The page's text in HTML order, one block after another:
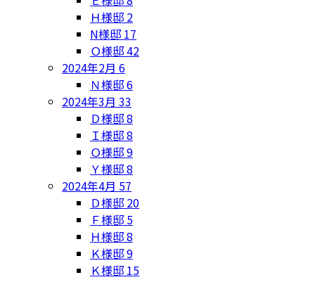
Ｈ様邸 2
N様邸 17
Ｏ様邸42
2024年2月 6
Ｎ様邸6
2024年3月 33
Ｄ様邸8
Ｉ様邸8
Ｏ様邸9
Ｙ様邸8
2024年4月 57
Ｄ様邸 20
Ｆ様邸 5
Ｈ様邸8
Ｋ様邸9
Ｋ様邸 15